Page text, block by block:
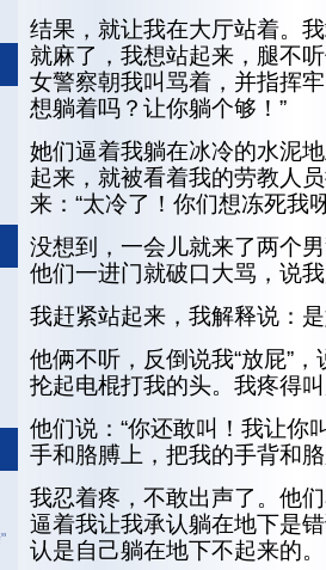
结果，就让我在大厅站着。
就麻了，我想站起来，腿不
女警察朝我叫骂着，并指挥
想躺着吗？让你躺个够！”
她们逼着我躺在冰冷的水泥
起来，就被看着我的劳教人
来：“太冷了！你们想冻死我
没想到，一会儿就来了两个
他们一进门就破口大骂，说
我赶紧站起来，我解释说：
他俩不听，反倒说我“放屁”
抡起电棍打我的头。我疼得
他们说：“你还敢叫！我让你
手和胳膊上，把我的手背和
我忍着疼，不敢出声了。他
逼着我让我承认躺在地下是
认是自己躺在地下不起来的。